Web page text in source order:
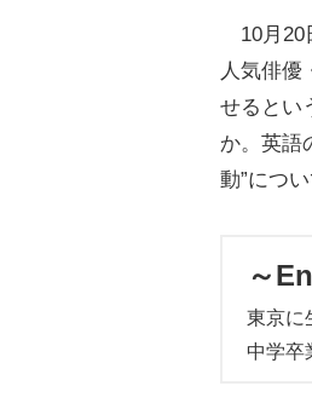
10月20
人気俳優
せるとい
か。英語
動”につ
～
東京に
中学卒